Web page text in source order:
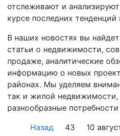
отслеживают и
курсе последних тенденций
В наших новостях вы
статьи о недвижимости,
продаже, аналитические
информацию о новых
районах. Мы уделяем
так и жилой недвижимости,
разнообразные
Назад
43 10